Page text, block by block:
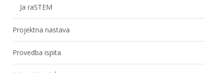
Ja raSTEM
Projektna nastava
Provedba ispita